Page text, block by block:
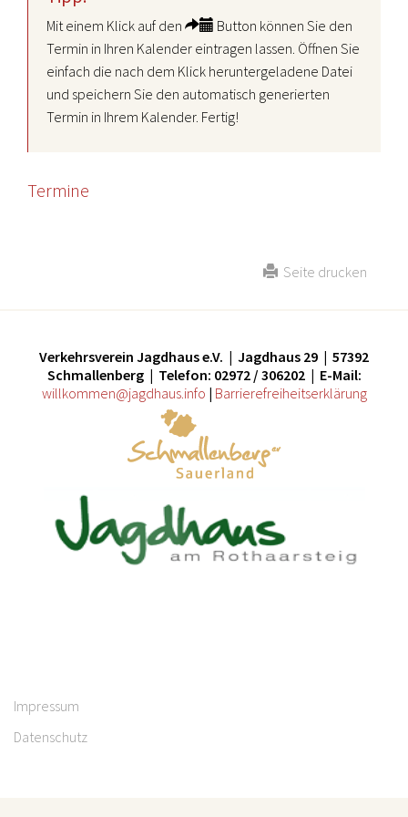
Mit einem Klick auf den
Button können Sie den
Termin in Ihren Kalender eintragen lassen. Öffnen Sie
einfach die nach dem Klick heruntergeladene Datei
und speichern Sie den automatisch generierten
Termin in Ihrem Kalender. Fertig!
Termine
Seite drucken
Verkehrsverein Jagdhaus e.V. | Jagdhaus 29 | 57392
Schmallenberg | Telefon: 02972 / 306202 | E-Mail:
willkommen@jagdhaus.info | Barrierefreiheitserklärung
Impressum
Datenschutz